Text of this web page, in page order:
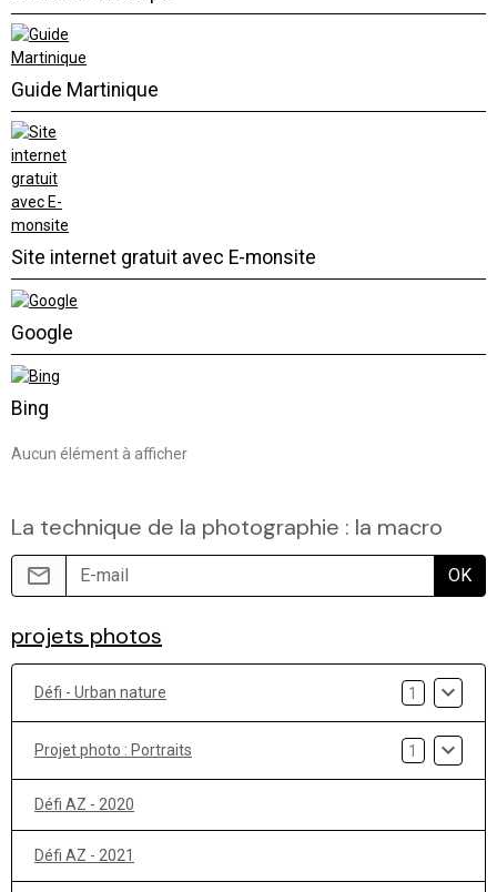
Guide Martinique
Site internet gratuit avec E-monsite
Google
Bing
Aucun élément à afficher
La technique de la photographie : la macro
OK
projets photos
Défi - Urban nature 1
Projet photo : Portraits 1
Défi AZ - 2020
Défi AZ - 2021